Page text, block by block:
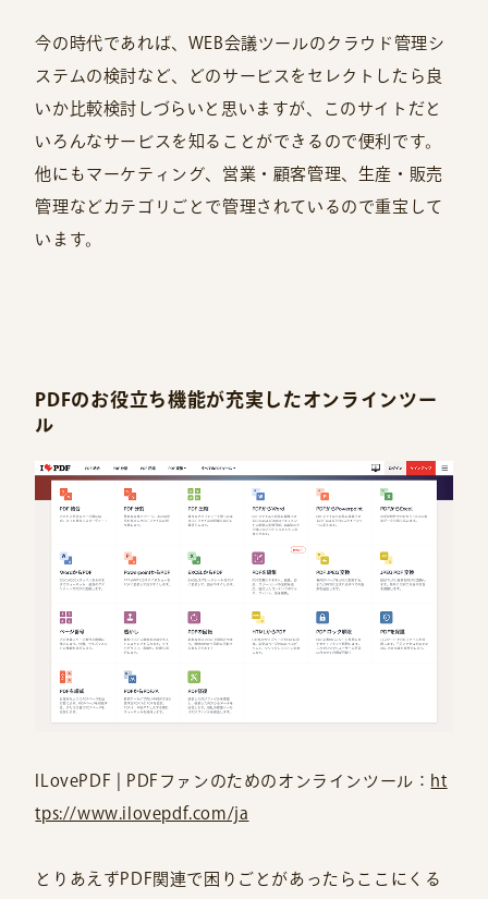
今の時代であれば、WEB会議ツールのクラウド管理シ
ステムの検討など、どのサービスをセレクトしたら良
いか比較検討しづらいと思いますが、このサイトだと
いろんなサービスを知ることができるので便利です。
他にもマーケティング、営業・顧客管理、生産・販売
管理などカテゴリごとで管理されているので重宝して
います。
PDFのお役立ち機能が充実したオンラインツー
ル
ILovePDF | PDFファンのためのオンラインツール： ht
tps://www.ilovepdf.com/ja
とりあえずPDF関連で困りごとがあったらここにくる